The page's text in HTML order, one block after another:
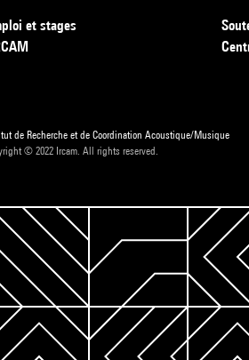
et stages
de Recherche et de Coordination Acoustique/Musique
© 2022 Ircam. All rights reserved.